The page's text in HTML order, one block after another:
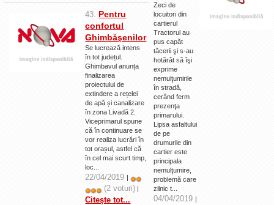
43.Pentru
confortul
Ghimbăşenilor
Se lucrează intens
în tot județul.
Ghimbavul anunța
finalizarea
proiectului de
extindere a rețelei
de apă și canalizare
în zona Livadă 2.
Viceprimarul spune
că în continuare se
vor realiza lucrări în
tot orașul, astfel că
în cel mai scurt timp,
loc...
22/04/2019 |
(2 voturi)
Citeşte tot...
Zeci de
locuitori din
cartierul
Tractorul au
pus capăt
tăcerii şi s-au
hotărât să îşi
exprime
nemulţumirile
în stradă,
cerând ferm
prezenţa
primarului.
Lipsa asfaltului
de pe
drumurile din
cartier este
principala
nemulţumire,
problemă care
zilnic t...
04/04/2019 |